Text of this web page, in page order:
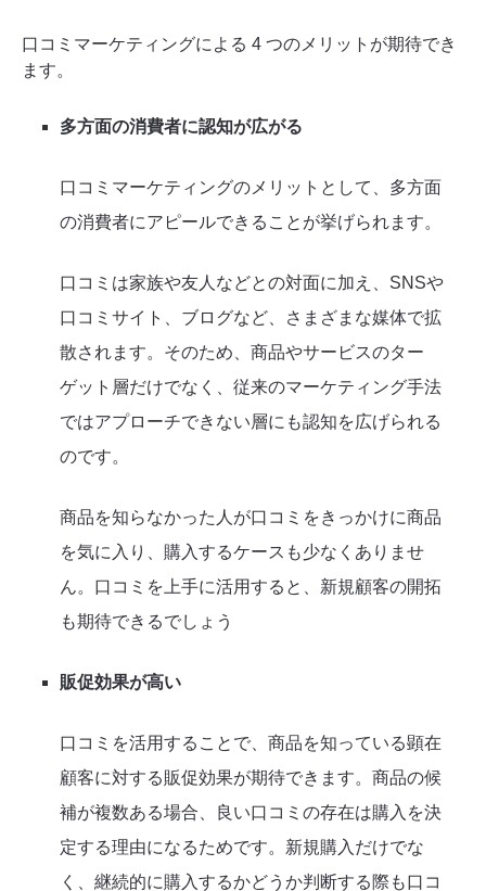
口コミマーケティングによる 4 つのメリットが期待でき
ます。
多方面の消費者に認知が広がる
口コミマーケティングのメリットとして、多方面
の消費者にアピールできることが挙げられます。
口コミは家族や友人などとの対面に加え、SNSや
口コミサイト、ブログなど、さまざまな媒体で拡
散されます。そのため、商品やサービスのター
ゲット層だけでなく、従来のマーケティング手法
ではアプローチできない層にも認知を広げられる
のです。
商品を知らなかった人が口コミをきっかけに商品
を気に入り、購入するケースも少なくありませ
ん。口コミを上手に活用すると、新規顧客の開拓
も期待できるでしょう
販促効果が高い
口コミを活用することで、商品を知っている顕在
顧客に対する販促効果が期待できます。商品の候
補が複数ある場合、良い口コミの存在は購入を決
定する理由になるためです。新規購入だけでな
く、継続的に購入するかどうか判断する際も口コ